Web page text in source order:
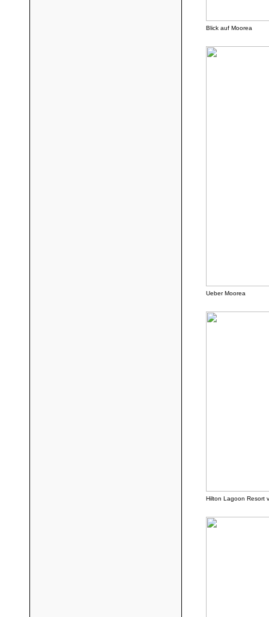
Blick auf Moorea
Ueber Moorea
Hilton Lagoon Resort